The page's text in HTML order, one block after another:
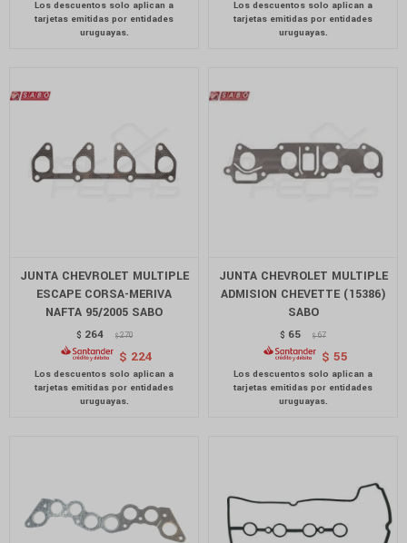
JUNTA CHEVROLET MULTIPLE
ESCAPE CORSA-MERIVA
NAFTA 95/2005 SABO
$ 264 $270
$ 224
JUNTA CHEVROLET MULTIPLE
ADMISION CHEVETTE (15386)
SABO
$ 65 $67
$ 55